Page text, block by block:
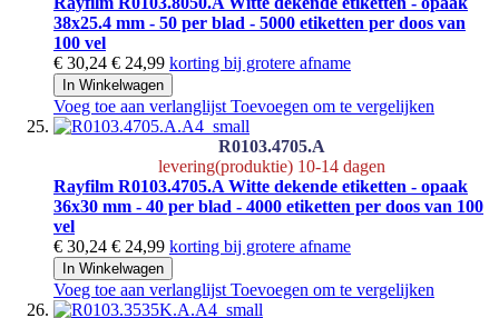
38x25.4 mm - 50 per blad - 5000 etiketten per doos van
100 vel
€ 30,24 € 24,99 korting bij grotere afname
In Winkelwagen
Voeg toe aan verlanglijst Toevoegen om te vergelijken
R0103.4705.A
levering(produktie) 10-14 dagen
Rayfilm R0103.4705.A Witte dekende etiketten - opaak
36x30 mm - 40 per blad - 4000 etiketten per doos van 100
vel
€ 30,24 € 24,99 korting bij grotere afname
In Winkelwagen
Voeg toe aan verlanglijst Toevoegen om te vergelijken